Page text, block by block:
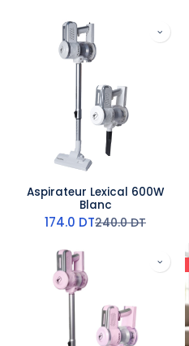
Aspirateur Lexical 600W
Blanc
174.0 DT240.0DT